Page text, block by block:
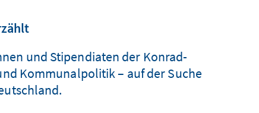
und Stipendiaten der Konrad-
Kommunalpolitik – auf der Suche